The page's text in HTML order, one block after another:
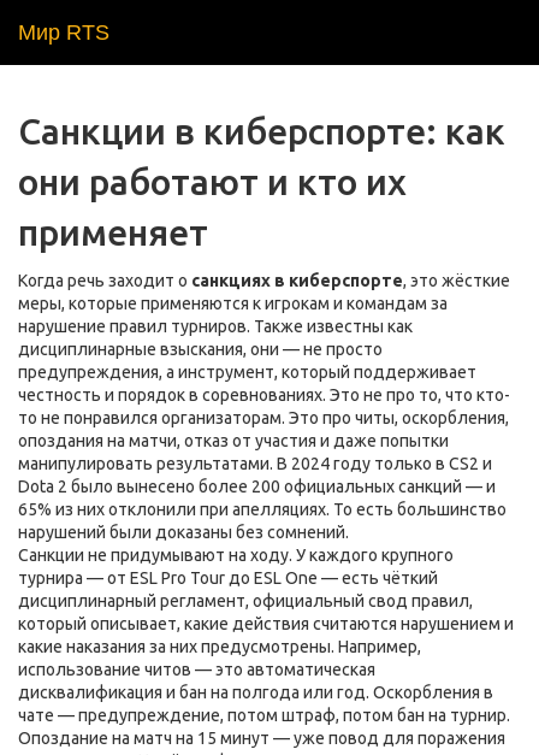
Мир RTS
Санкции в киберспорте: как
они работают и кто их
применяет
Когда речь заходит о санкциях в киберспорте, это жёсткие
меры, которые применяются к игрокам и командам за
нарушение правил турниров. Также известны как
дисциплинарные взыскания, они — не просто
предупреждения, а инструмент, который поддерживает
честность и порядок в соревнованиях. Это не про то, что кто-
то не понравился организаторам. Это про читы, оскорбления,
опоздания на матчи, отказ от участия и даже попытки
манипулировать результатами. В 2024 году только в CS2 и
Dota 2 было вынесено более 200 официальных санкций — и
65% из них отклонили при апелляциях. То есть большинство
нарушений были доказаны без сомнений.
Санкции не придумывают на ходу. У каждого крупного
турнира — от ESL Pro Tour до ESL One — есть чёткий
дисциплинарный регламент, официальный свод правил,
который описывает, какие действия считаются нарушением и
какие наказания за них предусмотрены. Например,
использование читов — это автоматическая
дисквалификация и бан на полгода или год. Оскорбления в
чате — предупреждение, потом штраф, потом бан на турнир.
Опоздание на матч на 15 минут — уже повод для поражения